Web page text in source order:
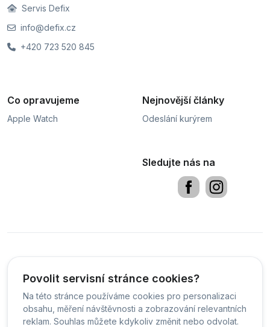
Povolit servisní stránce cookies?
Na této stránce používáme cookies pro personalizaci
obsahu, měření návštěvnosti a zobrazování relevantních
reklam. Souhlas můžete kdykoliv změnit nebo odvolat.
Servis Defix
info@defix.cz
+420 723 520 845
Co opravujeme
Apple Watch
Nejnovější články
Odeslání kurýrem
Sledujte nás na
Čeština